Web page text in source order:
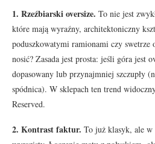
1. Rzeźbiarski oversize. To nie jest
które mają wyraźny, architektoniczny
poduszkowatymi ramionami czy swetrze
nosić? Zasada jest prosta: jeśli góra jest
dopasowany lub przynajmniej szczupły
spódnica). W sklepach ten trend
Reserved.
2. Kontrast faktur. To już klasyk, ale w